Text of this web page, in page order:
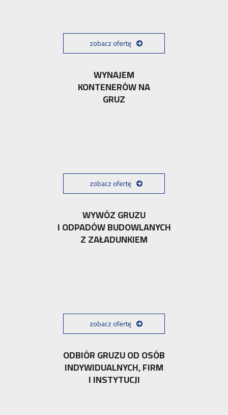
zobacz ofertę
WYNAJEM
KONTENERÓW NA
GRUZ
zobacz ofertę
WYWÓZ GRUZU
I ODPADÓW BUDOWLANYCH
Z ZAŁADUNKIEM
zobacz ofertę
ODBIÓR GRUZU OD OSÓB
INDYWIDUALNYCH, FIRM
I INSTYTUCJI